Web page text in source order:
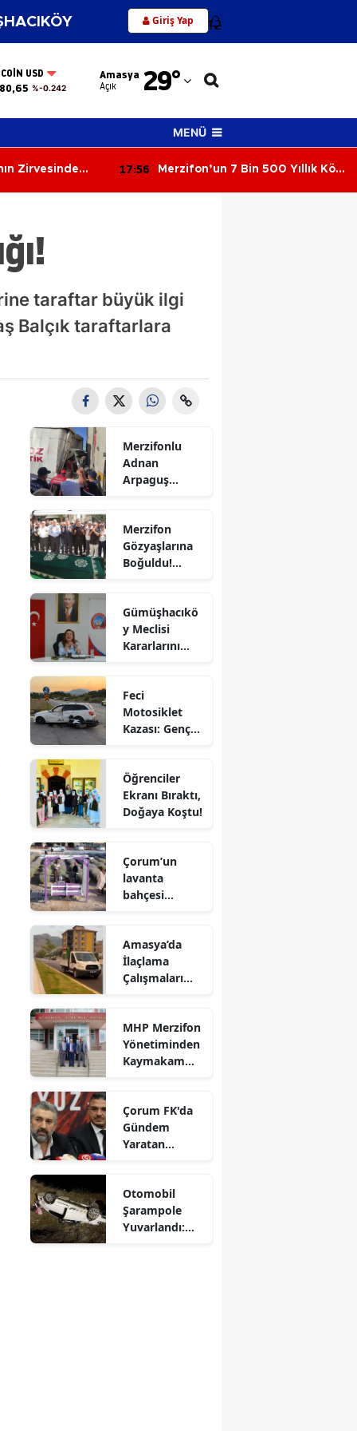
Giriş Yap 12
USD
%-0.242
Amasya
Açık 29°
Adana
Adıyaman
Ağrı
Amasya
Aydın
Bilecik
Bingöl
Bitlis
Bolu
Bursa
Çanakkale
Çankırı
Çorum
Diyarbakır
Edirne
Erzincan
Eskişehir
Gaziantep
Gümüşhane
Hatay
Isparta
İstanbul
Kars
Kastamonu
MENÜ
Zirvesinde
17:56
Merzifon’un 7 Bin 500 Yıllık Köyü
taraftar büyük ilgi
Balçık taraftarlara
Merzifonlu
Adnan
Arpaguş
Hayatını
Kaybetti
Merzifon
Gözyaşlarına
Boğuldu!
Son
Yolculuğuna
Uğurlandı
Gümüşhacıkö
y Meclisi
Kararlarını
Feci
Motosiklet
Kazası: Genç
Kaybetti
Öğrenciler
Ekranı Bıraktı,
Doğaya Koştu!
Çorum’un
lavanta
bahçesi
Amasya’da
İlaçlama
Çalışmaları
MHP Merzifon
Yönetiminden
Kaymakam
Ziyaret
Çorum FK'da
Gündem
Yaratan
Otomobil
Şarampole
Yuvarlandı: